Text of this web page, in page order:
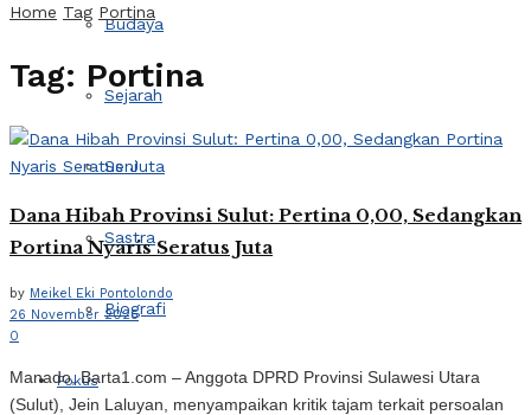
Budaya
Sejarah
Seni
Sastra
Biografi
Fokus
Home Tag Portina
Tag: Portina
Dana Hibah Provinsi Sulut: Pertina 0,00, Sedangkan
Portina Nyaris Seratus Juta
by Meikel Eki Pontolondo
26 November 2025
0
Manado, Barta1.com – Anggota DPRD Provinsi Sulawesi Utara
(Sulut), Jein Laluyan, menyampaikan kritik tajam terkait persoalan